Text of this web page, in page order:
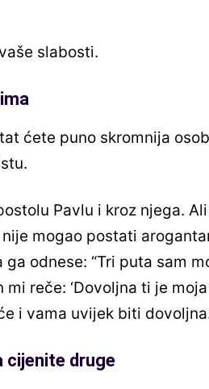
slabosti.
ćete puno skromnija
Pavlu i kroz njega. Ali
mogao postati
odnese: “Tri puta sam
reče: ‘Dovoljna ti je
i vama uvijek biti
cijenite druge